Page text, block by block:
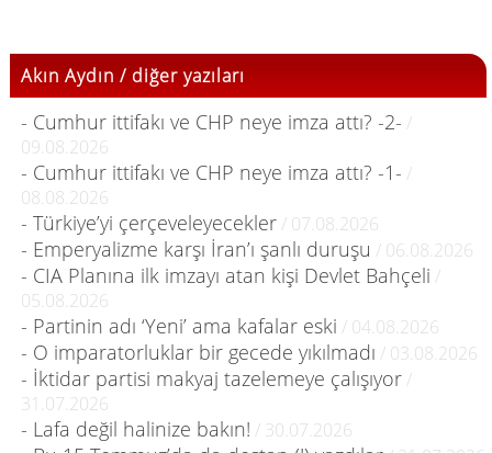
Akın Aydın / diğer yazıları
- Cumhur ittifakı ve CHP neye imza attı? -2- /
09.08.2026
- Cumhur ittifakı ve CHP neye imza attı? -1- /
08.08.2026
- Türkiye’yi çerçeveleyecekler/ 07.08.2026
- Emperyalizme karşı İran’ı şanlı duruşu / 06.08.2026
- CIA Planına ilk imzayı atan kişi Devlet Bahçeli /
05.08.2026
- Partinin adı ‘Yeni’ ama kafalar eski / 04.08.2026
- O imparatorluklar bir gecede yıkılmadı / 03.08.2026
- İktidar partisi makyaj tazelemeye çalışıyor/
31.07.2026
- Lafa değil halinize bakın! / 30.07.2026